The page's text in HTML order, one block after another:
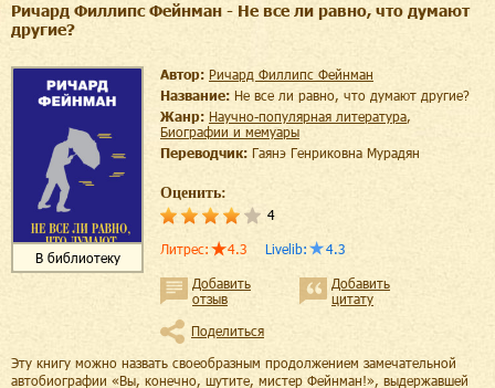
Ричард Филлипс Фейнман - Не все ли равно, что думают
другие?
В библиотеку
Автор: Ричард Филлипс Фейнман
Название: Не все ли равно, что думают другие?
Жанр:
научно-популярная литература,
биографии и мемуары
Переводчик: Гаянэ Генриковна Мурадян
Оценить:
4
Литрес: 4.3 Livelib: 4.3
Добавить
отзыв
Добавить
цитату
Поделиться
Эту книгу можно назвать своеобразным продолжением замечательной
автобиографии «Вы, конечно, шутите, мистер Фейнман!», выдержавшей